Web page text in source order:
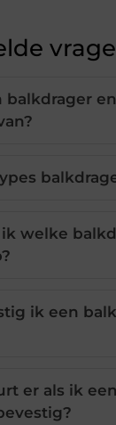
balkdrager
welke
ik een
er als ik